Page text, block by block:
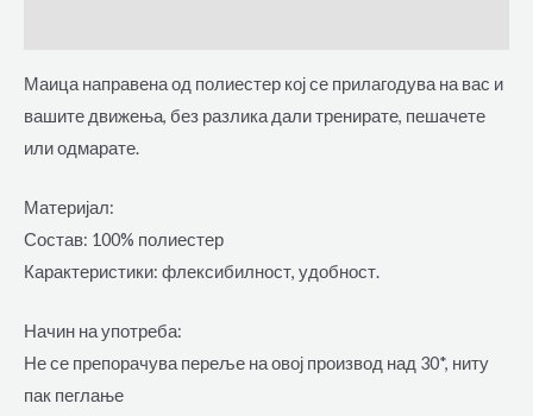
Маица направена од полиестер кој се прилагодува на вас и
вашите движења, без разлика дали тренирате, пешачете
или одмарате.
Материјал:
Состав: 100% полиестер
Карактеристики: флексибилност, удобност.
Начин на употреба:
Не се препорачува переље на овој производ над 30*, ниту
пак пеглање